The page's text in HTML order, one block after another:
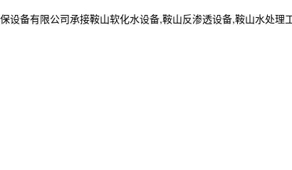
备有限公司承接鞍山软化水设备,鞍山反渗透设备,鞍山水处理